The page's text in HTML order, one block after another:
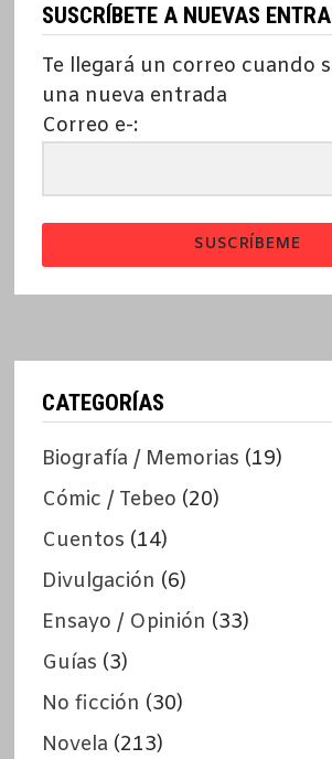
SUSCRÍBETE A NUEVAS
Te llegará un correo cuando
una nueva entrada
Correo e-:
SUSCRÍBEME
CATEGORÍAS
Biografía / Memorias (19)
Cómic / Tebeo (20)
Cuentos (14)
Divulgación (6)
Ensayo / Opinión (33)
Guías (3)
No ficción (30)
Novela (213)